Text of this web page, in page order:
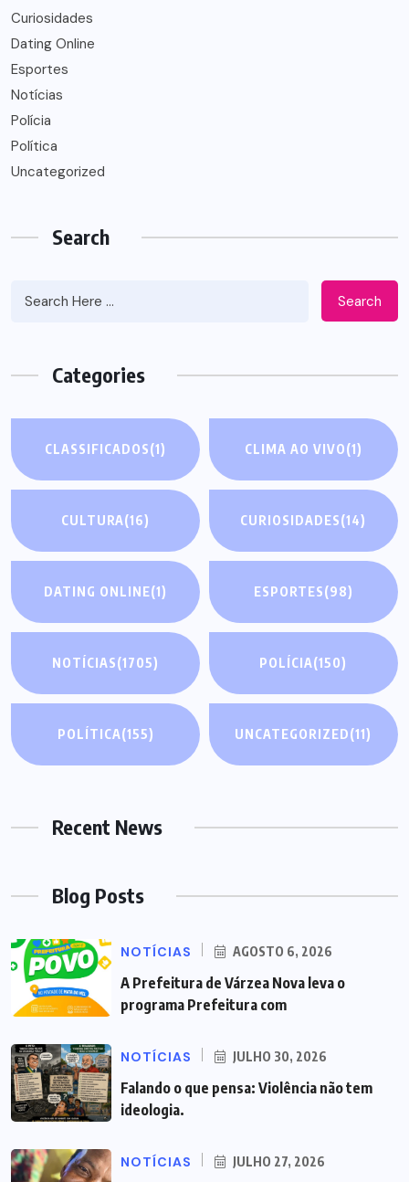
Curiosidades
Dating Online
Esportes
Notícias
Polícia
Política
Uncategorized
Search
Search
Categories
CLASSIFICADOS(1) CLIMA AO VIVO(1)
CULTURA(16) CURIOSIDADES(14)
DATING ONLINE(1) ESPORTES(98)
NOTÍCIAS(1705) POLÍCIA(150)
POLÍTICA(155) UNCATEGORIZED(11)
Recent News
Blog Posts
NOTÍCIAS AGOSTO 6, 2026
A Prefeitura de Várzea Nova leva o
programa Prefeitura com
NOTÍCIAS JULHO 30, 2026
Falando o que pensa: Violência não tem
ideologia.
NOTÍCIAS JULHO 27, 2026